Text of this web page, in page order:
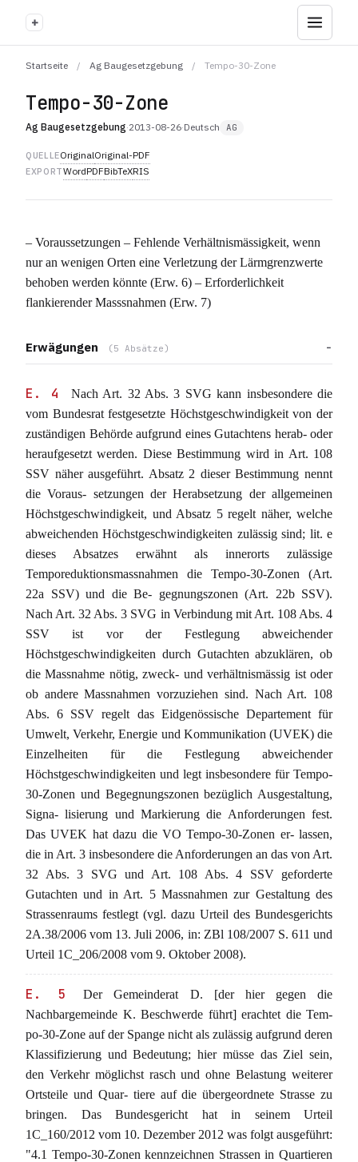
+
Startseite / Ag Baugesetzgebung / Tempo-30-Zone
Tempo-30-Zone
Ag Baugesetzgebung·2013-08-26·Deutsch AG
QUELLEOriginalOriginal-PDF
EXPORTWordPDFBibTeXRIS
– Voraussetzungen – Fehlende Verhältnismässigkeit, wenn
nur an wenigen Orten eine Verletzung der Lärmgrenzwerte
behoben werden könnte (Erw. 6) – Erforderlichkeit
flankierender Masssnahmen (Erw. 7)
Erwägungen (5 Absätze)
E. 4
Nach Art. 32 Abs. 3 SVG kann insbesondere die
vom Bundesrat festgesetzte Höchstgeschwindigkeit von der
zuständigen Behörde aufgrund eines Gutachtens herab- oder
heraufgesetzt werden. Diese Bestimmung wird in Art. 108
SSV näher ausgeführt. Absatz 2 dieser Bestimmung nennt
die Voraus- setzungen der Herabsetzung der allgemeinen
Höchstgeschwindigkeit, und Absatz 5 regelt näher, welche
abweichenden Höchstgeschwindigkeiten zulässig sind; lit. e
dieses Absatzes erwähnt als innerorts zulässige
Temporeduktionsmassnahmen die Tempo-30-Zonen (Art.
22a SSV) und die Be- gegnungszonen (Art. 22b SSV).
Nach Art. 32 Abs. 3 SVG in Verbindung mit Art. 108 Abs. 4
SSV ist vor der Festlegung abweichender
Höchstgeschwindigkeiten durch Gutachten abzuklären, ob
die Massnahme nötig, zweck- und verhältnismässig ist oder
ob andere Massnahmen vorzuziehen sind. Nach Art. 108
Abs. 6 SSV regelt das Eidgenössische Departement für
Umwelt, Verkehr, Energie und Kommunikation (UVEK) die
Einzelheiten für die Festlegung abweichender
Höchstgeschwindigkeiten und legt insbesondere für Tempo-
30-Zonen und Begegnungszonen bezüglich Ausgestaltung,
Signa- lisierung und Markierung die Anforderungen fest.
Das UVEK hat dazu die VO Tempo-30-Zonen er- lassen,
die in Art. 3 insbesondere die Anforderungen an das von Art.
32 Abs. 3 SVG und Art. 108 Abs. 4 SSV geforderte
Gutachten und in Art. 5 Massnahmen zur Gestaltung des
Strassenraums festlegt (vgl. dazu Urteil des Bundesgerichts
2A.38/2006 vom 13. Juli 2006, in: ZBl 108/2007 S. 611 und
Urteil 1C_206/2008 vom 9. Oktober 2008).
E. 5
Der Gemeinderat D. [der hier gegen die
Nachbargemeinde K. Beschwerde führt] erachtet die Tem-
po-30-Zone auf der Spange nicht als zulässig aufgrund deren
Klassifizierung und Bedeutung; hier müsse das Ziel sein,
den Verkehr möglichst rasch und ohne Belastung weiterer
Ortsteile und Quar- tiere auf die übergeordnete Strasse zu
bringen. Das Bundesgericht hat in seinem Urteil
1C_160/2012 vom 10. Dezember 2012 was folgt ausgeführt:
"4.1 Tempo-30-Zonen kennzeichnen Strassen in Quartieren